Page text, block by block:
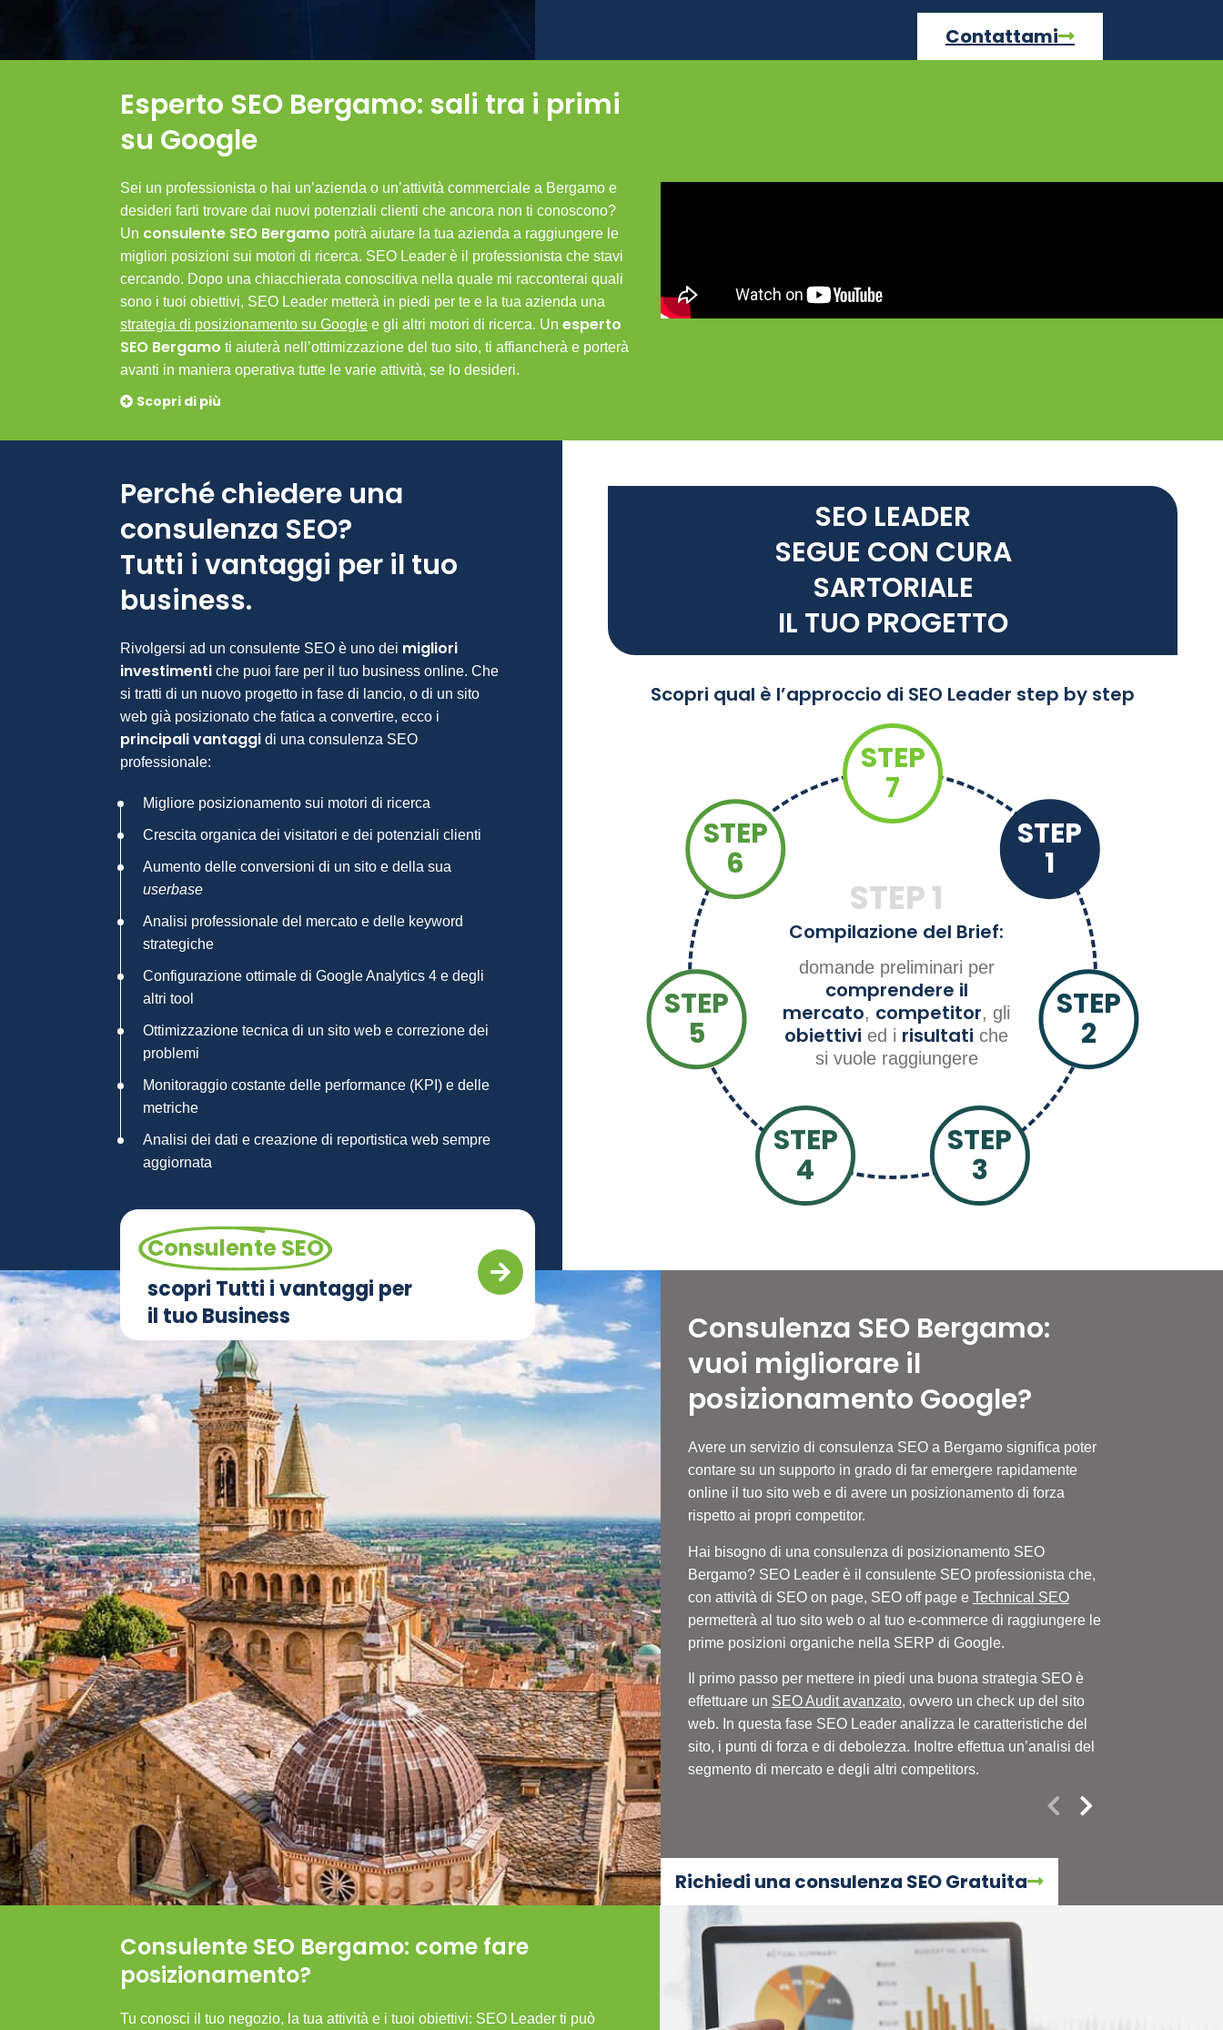
Contattami
Esperto SEO Bergamo: sali tra i primi
su Google
Sei un professionista o hai un’azienda o un’attività commerciale a Bergamo e
desideri farti trovare dai nuovi potenziali clienti che ancora non ti conoscono?
Un consulente SEO Bergamo potrà aiutare la tua azienda a raggiungere le
migliori posizioni sui motori di ricerca. SEO Leader è il professionista che stavi
cercando. Dopo una chiacchierata conoscitiva nella quale mi racconterai quali
sono i tuoi obiettivi, SEO Leader metterà in piedi per te e la tua azienda una
strategia di posizionamento su Google e gli altri motori di ricerca. Un esperto
SEO Bergamo ti aiuterà nell’ottimizzazione del tuo sito, ti affiancherà e porterà
avanti in maniera operativa tutte le varie attività, se lo desideri.
Scopri di più
Perché chiedere una
consulenza SEO?
Tutti i vantaggi per il tuo
business.
Rivolgersi ad un consulente SEO è uno dei migliori
investimenti che puoi fare per il tuo business online. Che
si tratti di un nuovo progetto in fase di lancio, o di un sito
web già posizionato che fatica a convertire, ecco i
principali vantaggi di una consulenza SEO
professionale:
Migliore posizionamento sui motori di ricerca
Crescita organica dei visitatori e dei potenziali clienti
Aumento delle conversioni di un sito e della sua
userbase
Analisi professionale del mercato e delle keyword
strategiche
Configurazione ottimale di Google Analytics 4 e degli
altri tool
Ottimizzazione tecnica di un sito web e correzione dei
problemi
Monitoraggio costante delle performance (KPI) e delle
metriche
Analisi dei dati e creazione di reportistica web sempre
aggiornata
SEO LEADER
SEGUE CON CURA
SARTORIALE
IL TUO PROGETTO
Scopri qual è l’approccio di SEO Leader step by step
STEP
1
STEP
2
STEP
3
STEP
4
STEP
5
STEP
6
STEP
7
STEP1
Compilazione del Brief:
domande preliminari per
comprendere il
mercato, competitor, gli
obiettivi ed i risultati che
si vuole raggiungere
Consulente SEO
scopri Tutti i vantaggi per
il tuo Business
Consulenza SEO Bergamo:
vuoi migliorare il
posizionamento Google?
Avere un servizio di consulenza SEO a Bergamo significa poter
contare su un supporto in grado di far emergere rapidamente
online il tuo sito web e di avere un posizionamento di forza
rispetto ai propri competitor.
Hai bisogno di una consulenza di posizionamento SEO
Bergamo? SEO Leader è il consulente SEO professionista che,
con attività di SEO on page, SEO off page e Technical SEO
permetterà al tuo sito web o al tuo e-commerce di raggiungere le
prime posizioni organiche nella SERP di Google.
Il primo passo per mettere in piedi una buona strategia SEO è
effettuare un SEO Audit avanzato, ovvero un check up del sito
web. In questa fase SEO Leader analizza le caratteristiche del
sito, i punti di forza e di debolezza. Inoltre effettua un’analisi del
segmento di mercato e degli altri competitors.
Richiedi una consulenza SEO Gratuita
Consulente SEO Bergamo: come fare
posizionamento?
Tu conosci il tuo negozio, la tua attività e i tuoi obiettivi: SEO Leader ti può Il modello di lavoro per la crescita digitale online che imposto a Bergamo e